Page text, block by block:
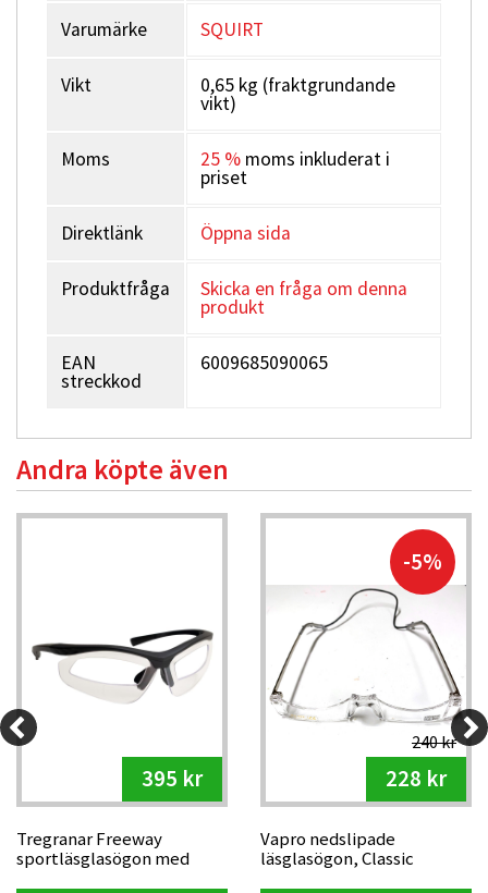
Varumärke SQUIRT
Vikt 0,65 kg (fraktgrundande
vikt)
Moms 25 % moms inkluderat i
priset
Direktlänk Öppna sida
Produktfråga Skicka en fråga om denna
produkt
EAN
streckkod
6009685090065
Andra köpte även
395 kr
Tregranar Freeway
sportläsglasögon med
-5%
240 kr
228 kr
Vapro nedslipade
läsglasögon, Classic